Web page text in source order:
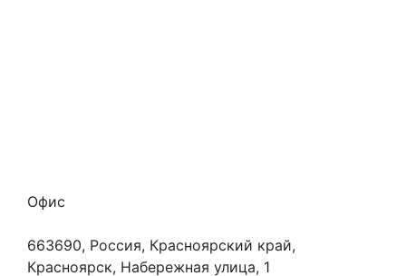
Офис
663690, Россия, Красноярский край,
Красноярск, Набережная улица, 1